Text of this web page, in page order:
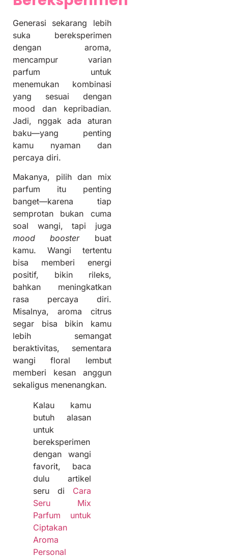
Generasi sekarang lebih
suka bereksperimen
dengan aroma,
mencampur varian
parfum untuk
menemukan kombinasi
yang sesuai dengan
mood dan kepribadian.
Jadi, nggak ada aturan
baku—yang penting
kamu nyaman dan
percaya diri.
Makanya, pilih dan mix
parfum itu penting
banget—karena tiap
semprotan bukan cuma
soal wangi, tapi juga
mood boosterbuat
kamu. Wangi tertentu
bisa memberi energi
positif, bikin rileks,
bahkan meningkatkan
rasa percaya diri.
Misalnya, aroma citrus
segar bisa bikin kamu
lebih semangat
beraktivitas, sementara
wangi floral lembut
memberi kesan anggun
sekaligus menenangkan.
Kalau kamu
butuh alasan
untuk
bereksperimen
dengan wangi
favorit, baca
dulu artikel
seru di Cara
Seru Mix
Parfum untuk
Ciptakan
Aroma
Personal